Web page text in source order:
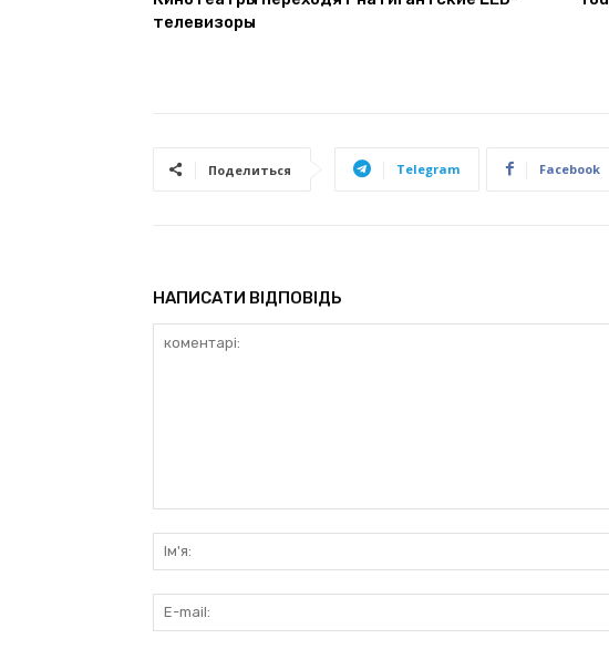
телевизоры
Поделиться Telegram Facebook
НАПИСАТИ ВІДПОВІДЬ